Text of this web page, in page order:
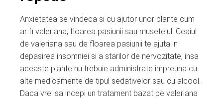
Anxietatea se vindeca si cu ajutor unor plante cum
ar fi valeriana, floarea pasiunii sau musetelul. Ceaiul
de valeriana sau de floarea pasiunii te ajuta in
depasirea insomniei si a starilor de nervozitate, insa
aceaste plante nu trebuie administrate impreuna cu
alte medicamente de tipul sedativelor sau cu alcool.
Daca vrei sa incepi un tratament bazat pe valeriana